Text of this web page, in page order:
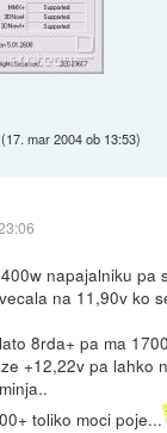
(17. mar 2004 ob 13:53)
napajalniku pa
na 11,90v ko
8rda+ pa ma
+12,22v pa lahko
toliko moci poje...